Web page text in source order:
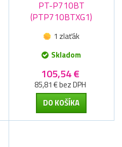
PT-P710BT
(PTP710BTXG1)
1 zlaťák
Skladom
105,54 €
85,81 € bez DPH
DO KOŠÍKA